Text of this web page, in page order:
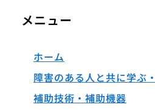
メニュー
ホーム
障害のある人と共に学ぶ
補助技術・補助機器